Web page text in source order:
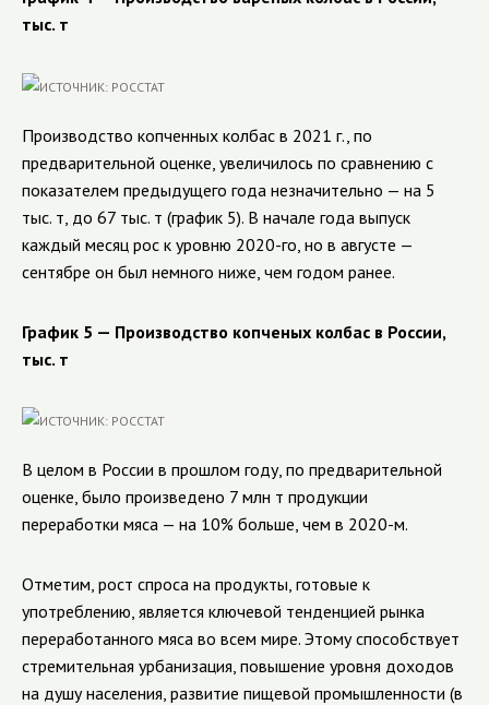
тыс. т
Производство копченных колбас в 2021 г., по
предварительной оценке, увеличилось по сравнению с
показателем предыдущего года незначительно — на 5
тыс. т, до 67 тыс. т (график 5). В начале года выпуск
каждый месяц рос к уровню 2020-го, но в августе —
сентябре он был немного ниже, чем годом ранее.
График 5 — Производство копченых колбас в России,
тыс. т
В целом в России в прошлом году, по предварительной
оценке, было произведено 7 млн т продукции
переработки мяса — на 10% больше, чем в 2020-м.
Отметим, рост спроса на продукты, готовые к
употреблению, является ключевой тенденцией рынка
переработанного мяса во всем мире. Этому способствует
стремительная урбанизация, повышение уровня доходов
на душу населения, развитие пищевой промышленности (в